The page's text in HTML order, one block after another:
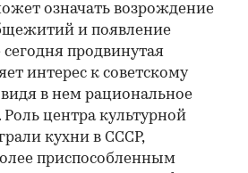
означать возрождение
и появление
продвинутая
интерес к советскому
в нем рациональное
центра культурной
кухни в СССР,
приспособленным